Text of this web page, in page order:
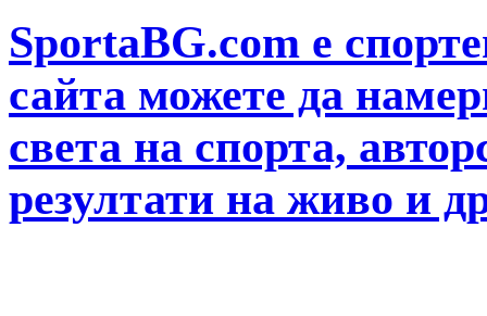
SportaBG.com е
сайта можете да
света на спорта,
резултати на живо и